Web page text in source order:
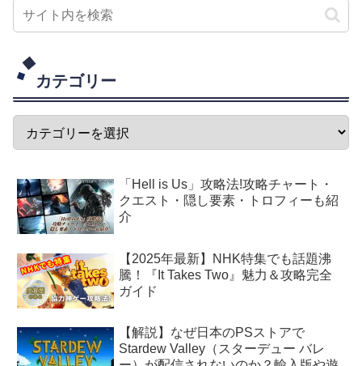
カテゴリー
「Hell is Us」攻略法!攻略チャート・
クエスト・隠し要素・トロフィーも紹
介
【2025年最新】NHK特集でも話題沸
騰！『It Takes Two』魅力＆攻略完全
ガイド
【解説】なぜ日本のPSストアで
Stardew Valley（スターデュー バレ